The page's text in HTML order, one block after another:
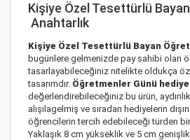
Kişiye Özel Tesettürlü
Anahtarlık
Kişiye Özel Tesettürlü Bayan
bugünlere gelmenizde pay sahibi olan
tasarlayabileceğiniz nitelikte oldukça
tasarımdır. Öğretmenler Günü
değerlendirebileceğiniz bu ürün,
alışılagelmiş ve sıradan hediyelerin
öğrencilerin tercih edebileceği türden
Yaklaşık 8 cm yükseklik ve 5 cm